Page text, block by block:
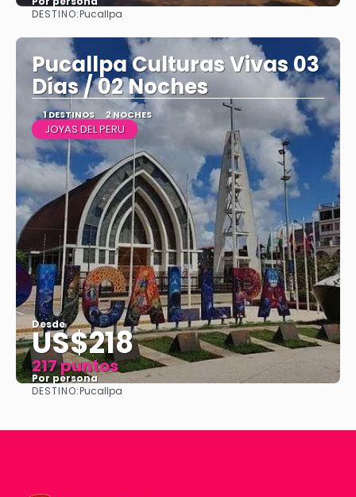
DESTINO:Pucallpa
Pucallpa Culturas Vivas 03
Días / 02 Noches
1 DESTINOS 2 NOCHES
JOYAS DEL PERU
Desde
US$218
217 puntos
Por persona
DESTINO:Pucallpa